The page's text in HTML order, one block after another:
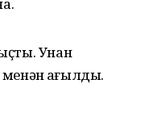
Унан
менән ҡағылды.